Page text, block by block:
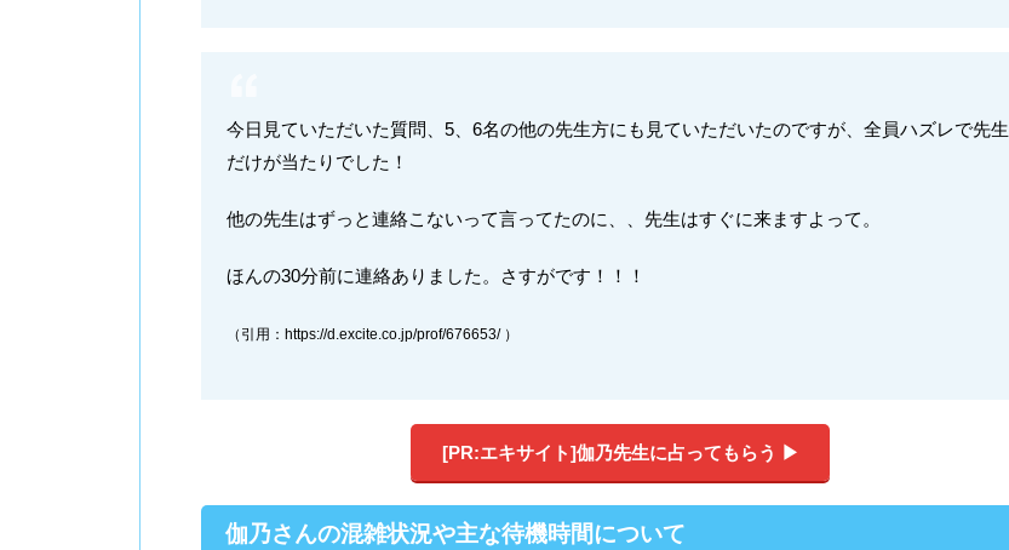
今日見ていただいた質問、5、6名の他の先生方にも見ていただいたのですが、全員ハズレで先生
だけが当たりでした！
他の先生はずっと連絡こないって言ってたのに、、先生はすぐに来ますよって。
ほんの30分前に連絡ありました。さすがです！！！
（引用：https://d.excite.co.jp/prof/676653/ ）
[PR:エキサイト]伽乃先生に占ってもらう ▶︎
伽乃さんの混雑状況や主な待機時間について